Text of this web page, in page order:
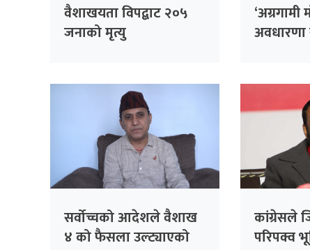
वैशाखयता विपद्बाट २०५
जनाको मृत्यु
‘अग्रगामी
अवधारणा
सर्वोच्चको आदेशले वैशाख
४ को फैसला उल्ट्याएको
कांग्रेसले
परिपक्व